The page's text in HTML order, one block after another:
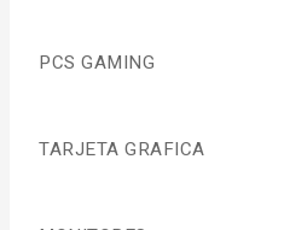
PCS GAMING
TARJETA GRAFICA